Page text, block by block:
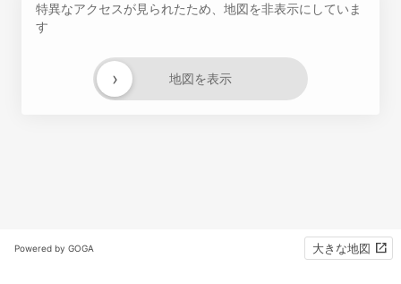
特異なアクセスが見られたため、地図を非表示にしていま
す
地図を表示
›
Powered by GOGA 大きな地図